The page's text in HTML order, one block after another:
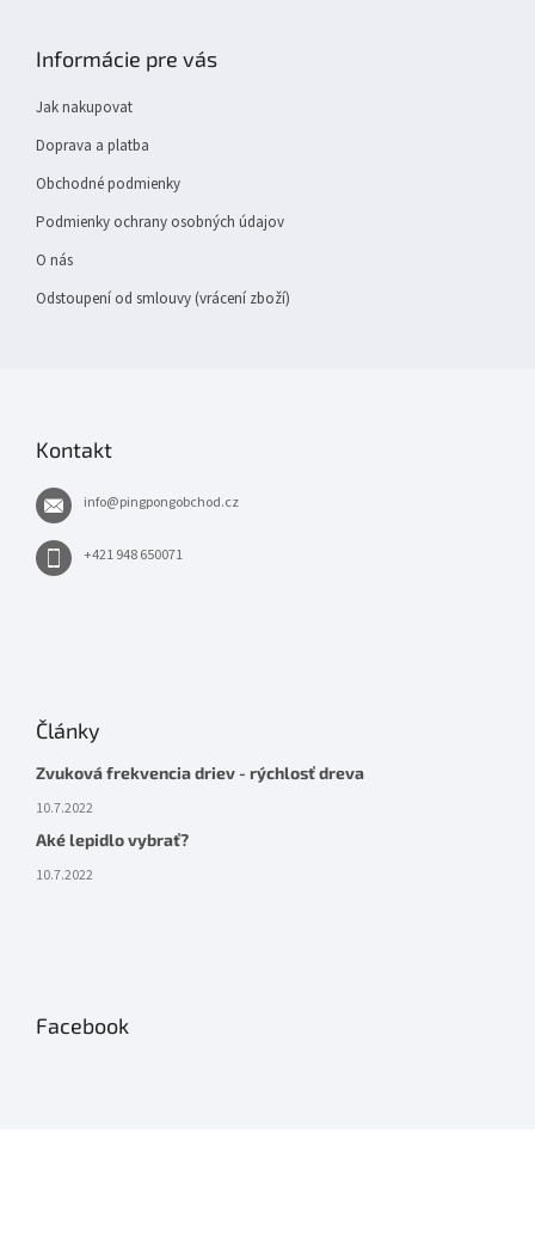
Informácie pre vás
Jak nakupovat
Doprava a platba
Obchodné podmienky
Podmienky ochrany osobných údajov
O nás
Odstoupení od smlouvy (vrácení zboží)
Kontakt
info@pingpongobchod.cz
+421 948 650071
Články
Zvuková frekvencia driev - rýchlosť dreva
10.7.2022
Aké lepidlo vybrať?
10.7.2022
Facebook